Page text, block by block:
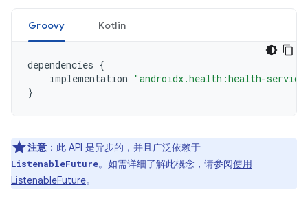
Groovy Kotlin
dependencies {
implementation "androidx.health:health-
}
注意 ：此 API 是异步的，并且广泛依赖于
ListenableFuture。如需详细了解此概念，请参阅使用
ListenableFuture。